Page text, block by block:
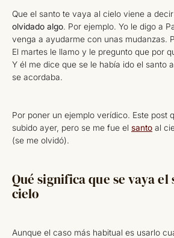
Que el santo te vaya al cielo viene a
olvidado algo. Por ejemplo. Yo le digo a
venga a ayudarme con unas mudanzas.
El martes le llamo y le pregunto que por
Y él me dice que se le había ido el santo
se acordaba.
Por poner un ejemplo verídico. Este post
subido ayer, pero se me fue el santo al
(se me olvidó).
Qué significa que se vaya el
cielo
Aunque el caso más habitual es usarlo